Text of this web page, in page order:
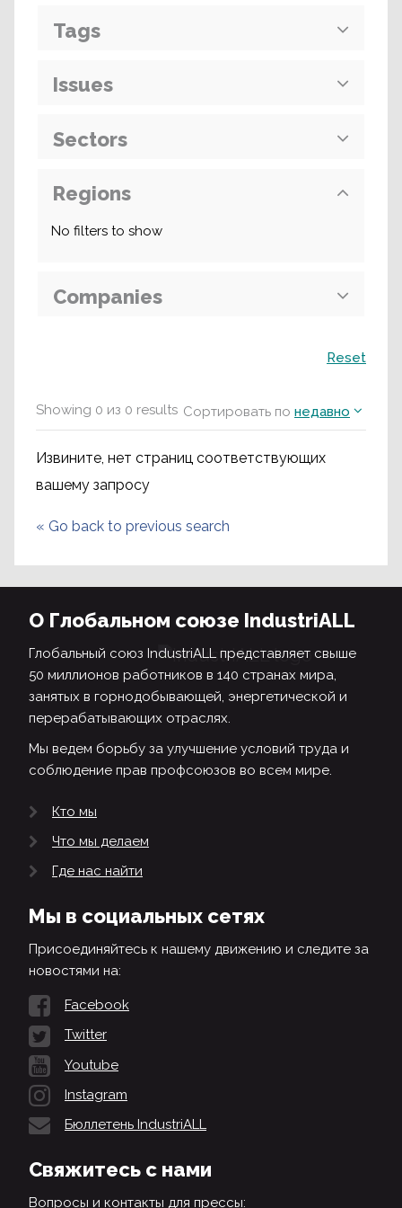
Showing 0 из 0 results Сортировать по недавно
Извините, нет страниц соответствующих
вашему запросу
« Go back to previous search
Tags
Issues
Sectors
Regions
No filters to show
Companies
Reset
О Глобальном союзе IndustriALL
Глобальный союз IndustriALL представляет свыше
50 миллионов работников в 140 странах мира,
занятых в горнодобывающей, энергетической и
перерабатывающих отраслях.
Мы ведем борьбу за улучшение условий труда и
соблюдение прав профсоюзов во всем мире.
Кто мы
Что мы делаем
Где нас найти
Мы в социальных сетях
Присоединяйтесь к нашему движению и следите за
новостями на:
Facebook
Twitter
Youtube
Instagram
Бюллетень IndustriALL
Свяжитесь с нами
Вопросы и контакты для прессы: